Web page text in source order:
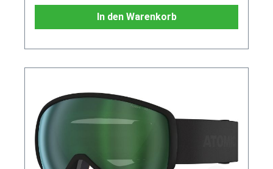
In den Warenkorb